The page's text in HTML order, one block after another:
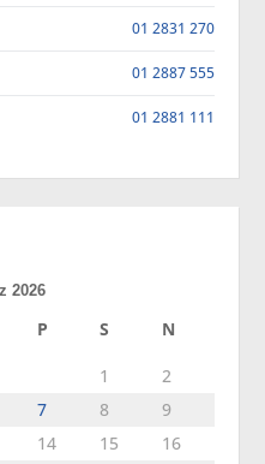
01 2831 270
01 2887 555
01 2881 111
2026
P S N
1
2
7 8
9
14 15
16